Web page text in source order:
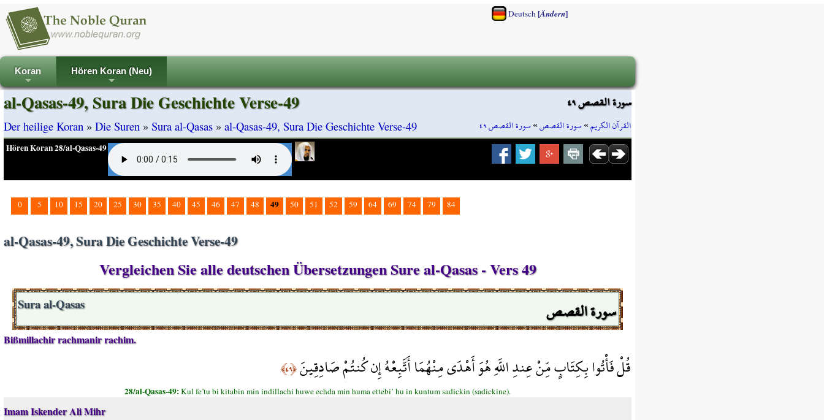
Deutsch[Ändern]
+
Koran
+
Hören Koran (Neu)
سورة القصص ٤٩
القرآن الكريم»سورة القصص»سورة القصص ٤٩
al-Qasas-49, Sura Die Geschichte Verse-49
Der heilige Koran » Die Suren » Sura al-Qasas » al-Qasas-49, Sura Die Geschichte Verse-49
Hören Koran 28/al-Qasas-49
0 5 10 15 20 25 30 35 40 45 46 47 48 49 50 51 52 59 64 69 74 79 84
al-Qasas-49, Sura Die Geschichte Verse-49
Vergleichen Sie alle deutschen Übersetzungen Sure al-Qasas - Vers 49
سورة القصص Sura al-Qasas
Bißmillachir rachmanir rachim.
قُلْ فَأْتُوا بِكِتَابٍ مِّنْ عِندِ اللَّهِ هُوَ أَهْدَى مِنْهُمَا أَتَّبِعْهُ إِن كُنتُمْ صَادِقِينَ﴿٤٩﴾
28/al-Qasas-49:Kul fe’tu bi kitabin min indillachi huwe echda min huma ettebi’ hu in kuntum sadickin (sadickine).
Imam Iskender Ali Mihr